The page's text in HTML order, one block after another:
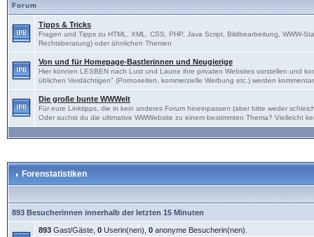
Forum
Tipps & Tricks
Fragen und Tipps zu HTML, XML, CSS, PHP, Java Script, Bildbearbeitung, WWW-
Rechtsberatung) oder ähnlichen Themen
Von und für Homepage-Bastlerinnen und Neugierige
Hier können LESBEN nach Lust und Laune ihre privaten Websites vorstellen und
üblichen Verdächtigen" (Pornoseiten, kommerzielle Werbung etc.) werden
Die große bunte WWWelt
Für eure Linktipps, die in kein anderes Forum hineinpassen (aber bitte weder
Oder suchst du die ultimative WWWebsite zu einem bestimmten Thema? Vielleicht
Forenstatistiken
893 Besucherinnen innerhalb der letzten 15 Minuten
893Gast/Gäste, 0Userin(nen), 0anonyme Besucherin(nen).